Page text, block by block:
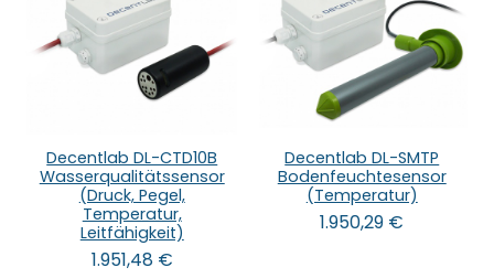
Decentlab DL-CTD10B
Wasserqualitätssensor
(Druck, Pegel,
Temperatur,
Leitfähigkeit)
1.951,48€
Decentlab DL-SMTP
Bodenfeuchtesensor
(Temperatur)
1.950,29 €